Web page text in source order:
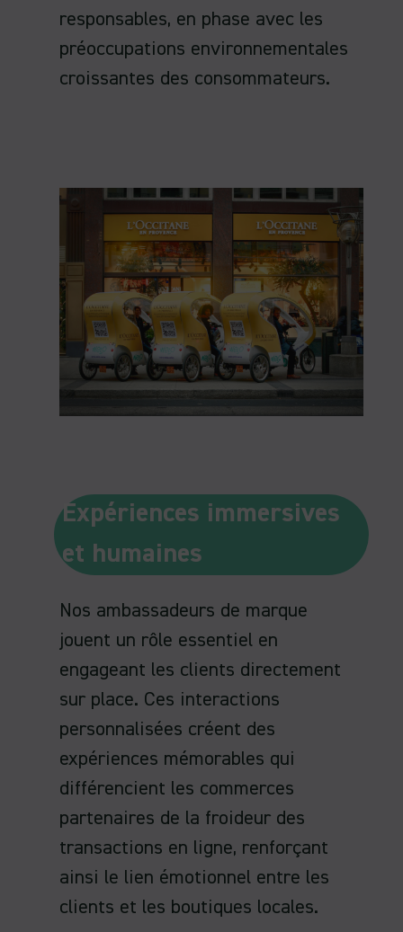
responsables, en phase avec les
préoccupations environnementales
croissantes des consommateurs.
Expériences immersives
et humaines
Nos ambassadeurs de marque
jouent un rôle essentiel en
engageant les clients directement
sur place. Ces interactions
personnalisées créent des
expériences mémorables qui
différencient les commerces
partenaires de la froideur des
transactions en ligne, renforçant
ainsi le lien émotionnel entre les
clients et les boutiques locales.